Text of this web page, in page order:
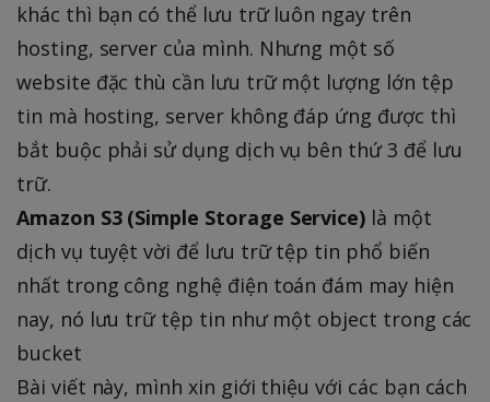
khác thì bạn có thể lưu trữ luôn ngay trên
hosting, server của mình. Nhưng một số
website đặc thù cần lưu trữ một lượng lớn tệp
tin mà hosting, server không đáp ứng được thì
bắt buộc phải sử dụng dịch vụ bên thứ 3 để lưu
trữ.
Amazon S3 (Simple Storage Service) là một
dịch vụ tuyệt vời để lưu trữ tệp tin phổ biến
nhất trong công nghệ điện toán đám may hiện
nay, nó lưu trữ tệp tin như một object trong các
bucket
Bài viết này, mình xin giới thiệu với các bạn cách